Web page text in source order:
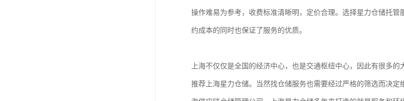
操作难易为参考，收费标准清晰明，定价合理。选择星力仓储托
约成本的同时也保证了服务的优质。
上海不仅仅是全国的经济中心，也是交通枢纽中心，因此有很多
推荐上海星力仓储。当然找仓储服务也需要经过严格的筛选而决